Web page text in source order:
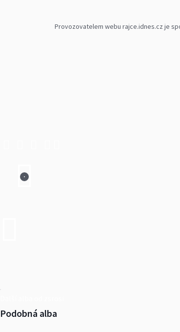
Provozovatelem webu rajce.idnes.cz je
Podobná alba